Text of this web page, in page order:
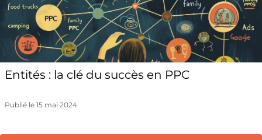
Entités : la clé du succès en PPC
Publié le 15 mai 2024